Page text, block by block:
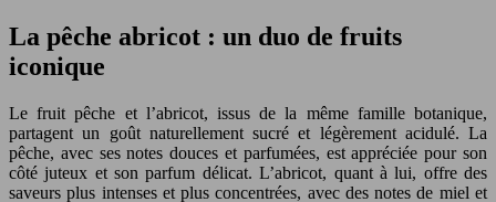
La pêche abricot : un duo de fruits
iconique
Le fruit pêche et l’abricot, issus de la même famille botanique,
partagent un goût naturellement sucré et légèrement acidulé. La
pêche, avec ses notes douces et parfumées, est appréciée pour son
côté juteux et son parfum délicat. L’abricot, quant à lui, offre des
saveurs plus intenses et plus concentrées, avec des notes de miel et